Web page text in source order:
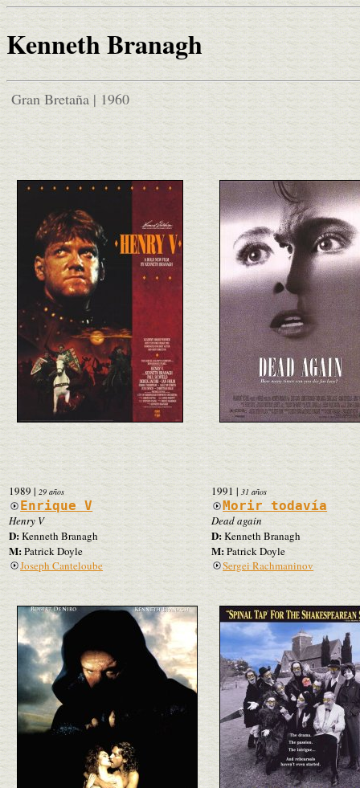
Kenneth Branagh
Gran Bretaña | 1960
1989 | 29 años
Enrique V
Henry V
D:Kenneth Branagh
M:Patrick Doyle
Joseph Canteloube
1991 | 31 años
Morir todavía
Dead again
D:Kenneth Branagh
M:Patrick Doyle
Sergei Rachmaninov